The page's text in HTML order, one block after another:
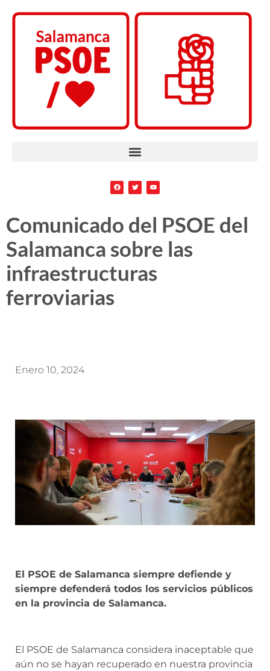
Comunicado del PSOE del
Salamanca sobre las
infraestructuras
ferroviarias
Enero 10, 2024
El PSOE de Salamanca siempre defiende y
siempre defenderá todos los servicios públicos
en la provincia de Salamanca.
El PSOE de Salamanca considera inaceptable que
aún no se hayan recuperado en nuestra provincia